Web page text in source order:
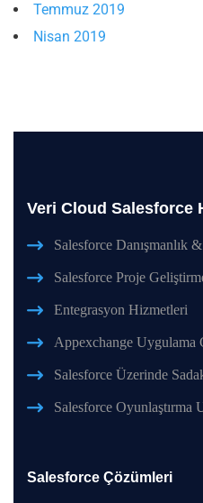
Temmuz 2019
Nisan 2019
Veri Cloud Salesforce
Salesforce Danışmanlık
Salesforce Proje
Entegrasyon Hizmetleri
Appexchange Uygulama
Salesforce Üzerinde
Salesforce Oyunlaştırma
Salesforce Çözümleri